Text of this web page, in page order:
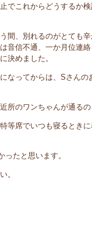
でこれからどうするか
間、別れるのがとても
音信不通、一か月位連
決めました。
なってからは、Sさん
所のワンちゃんが通る
等席でいつも寝るとき
たと思います。
。